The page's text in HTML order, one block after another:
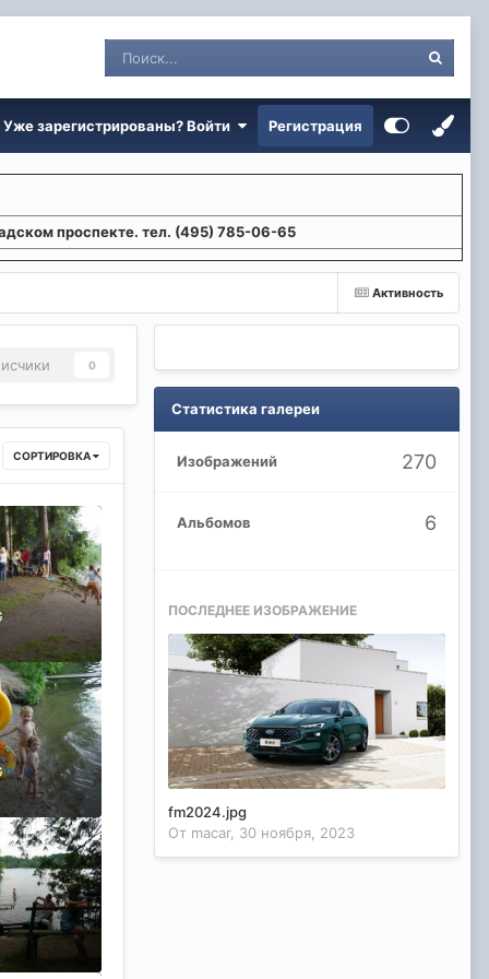
Уже зарегистрированы? Войти Регистрация
проспекте. тел. (495) 785-06-65
Активность
0
СОРТИРОВКА
Статистика галереи
Изображений 270
Альбомов 6
ПОСЛЕДНЕЕ ИЗОБРАЖЕНИЕ
fm2024.jpg
От macar, 30 ноября, 2023